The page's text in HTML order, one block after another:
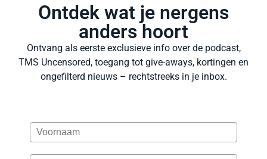
Ontdek wat je nergens
anders hoort
Ontvang als eerste exclusieve info over de podcast,
TMS Uncensored, toegang tot give-aways, kortingen en
ongefilterd nieuws – rechtstreeks in je inbox.